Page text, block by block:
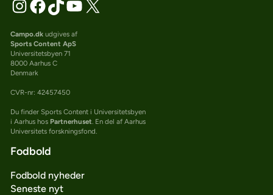
Campo.dkudgives af
Sports Content ApS
Universitetsbyen 71
8000 Aarhus C
Denmark
CVR-nr: 42457450
Du finder Sports Content i Universitetsbyen
i Aarhus hos Partnerhuset . En del af Aarhus
Universitets forskningsfond.
Fodbold
Fodbold nyheder
Seneste nyt